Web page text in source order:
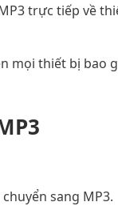
trực tiếp về
mọi thiết bị bao
sang MP3.